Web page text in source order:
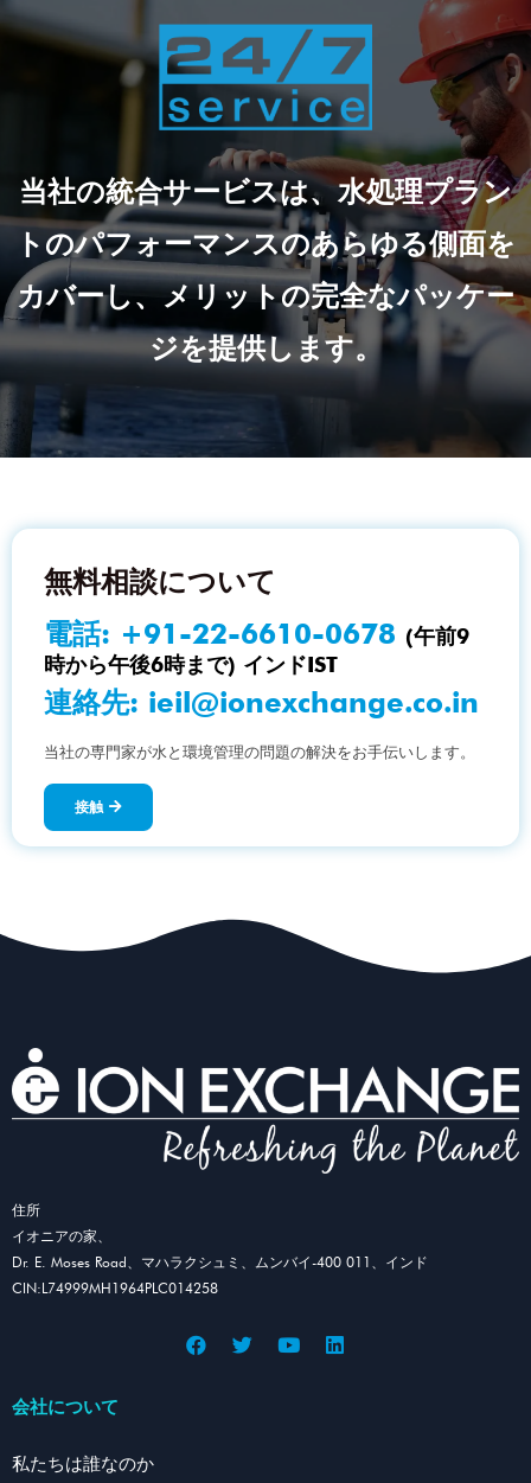
当社の統合サービスは、水処理プラン
トのパフォーマンスのあらゆる側面を
カバーし、メリットの完全なパッケー
ジを提供します。
無料相談について
電話: +91-22-6610-0678 (午前9
時から午後6時まで) インドIST
連絡先: ieil@ionexchange.co.in
当社の専門家が水と環境管理の問題の解決をお手伝いします。
接触
住所
イオニアの家、
Dr. E. Moses Road、マハラクシュミ、ムンバイ-400 011、インド
CIN:L74999MH1964PLC014258
会社について
私たちは誰なのか